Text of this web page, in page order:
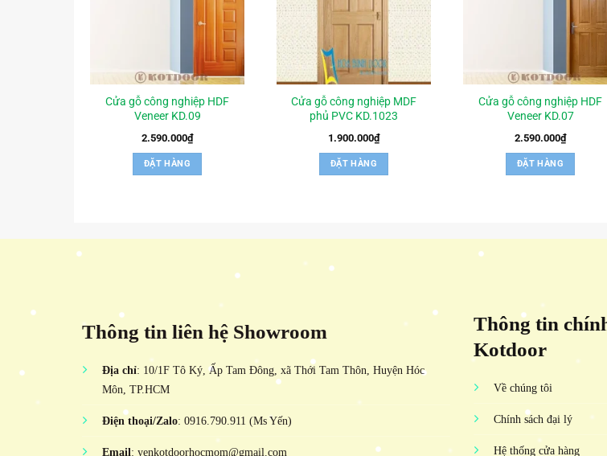
Cửa gỗ công nghiệp HDF
Veneer KD.09
2.590.000₫
ĐẶT HÀNG
Cửa gỗ công nghiệp MDF
phủ PVC KD.1023
1.900.000₫
ĐẶT HÀNG
Cửa gỗ công nghiệp HDF
Veneer KD.07
2.590.000₫
ĐẶT HÀNG
Thông tin liên hệ Showroom
Địa chỉ: 10/1F Tô Ký, Ấp Tam Đông, xã Thới Tam Thôn, Huyện Hóc
Môn, TP.HCM
Điện thoại/Zalo: 0916.790.911 (Ms Yến)
Email: yenkotdoorhocmom@gmail.com
Thông tin
Kotdoor
Về chúng tôi
Chính sách đại lý
Hệ thống cửa hàng